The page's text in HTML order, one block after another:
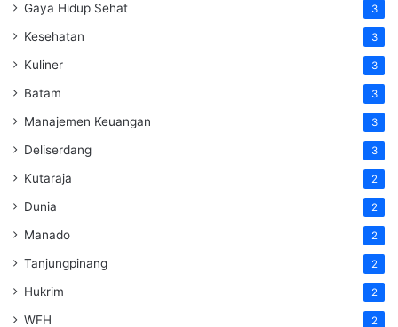
Gaya Hidup Sehat 3
Kesehatan 3
Kuliner 3
Batam 3
Manajemen Keuangan 3
Deliserdang 3
Kutaraja 2
Dunia 2
Manado 2
Tanjungpinang 2
Hukrim 2
WFH 2